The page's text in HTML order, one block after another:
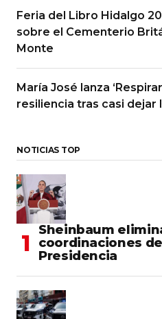
Feria del Libro Hidalgo
sobre el Cementerio
Monte
María José lanza
resiliencia tras casi dejar
NOTICIAS TOP
Sheinbaum
coordinaciones
Presidencia